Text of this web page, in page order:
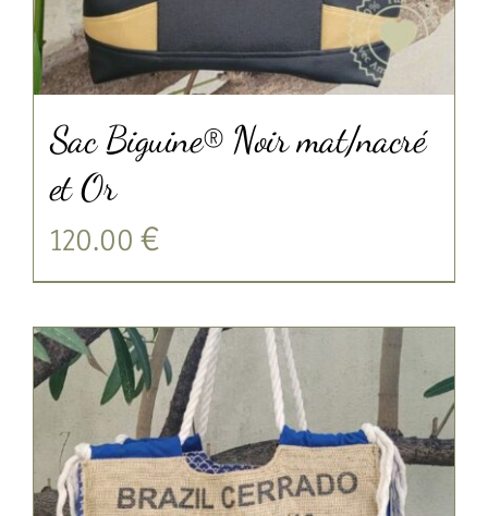
Sac Biguine® Noir mat/nacré
et Or
120.00 €